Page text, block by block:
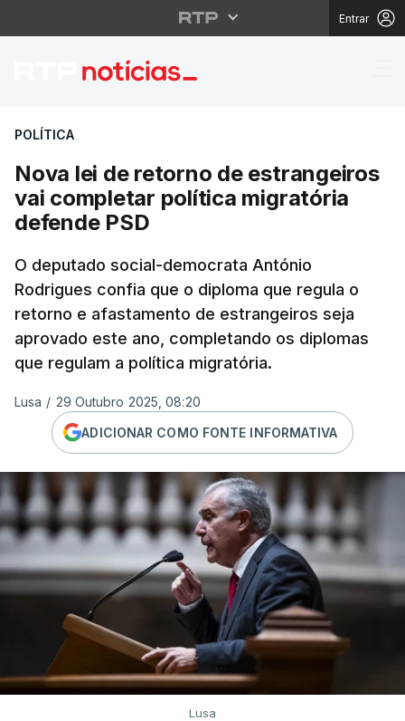
Entrar
Nova lei de retorno
POLÍTICA
Nova lei de retorno de estrangeiros
vai completar política migratória
defende PSD
O deputado social-democrata António
Rodrigues confia que o diploma que regula o
retorno e afastamento de estrangeiros seja
aprovado este ano, completando os diplomas
que regulam a política migratória.
Lusa / 29 Outubro 2025, 08:20
ADICIONAR COMO FONTE INFORMATIVA
Lusa